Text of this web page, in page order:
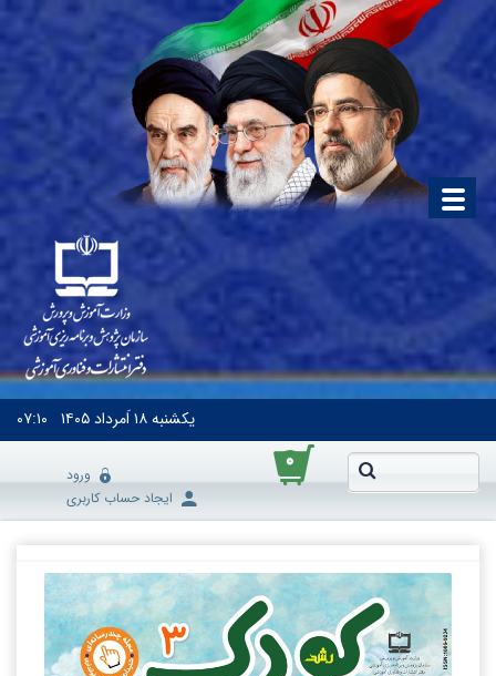
یکشنبه۱۸ اَمرداد ۱۴۰۵ ۰۷:۱۰
۰
ورود
ایجاد حساب کاربری